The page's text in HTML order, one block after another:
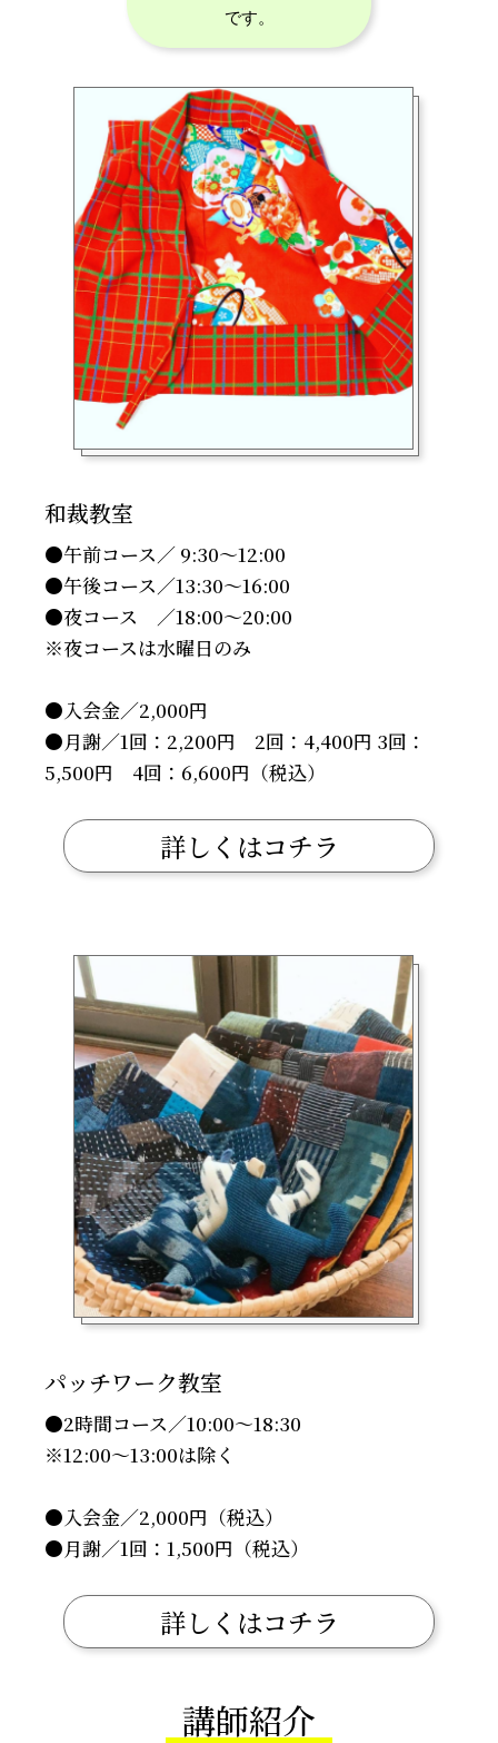
です。
和裁教室
●午前コース／ 9:30～12:00
●午後コース／13:30～16:00
●夜コース ／18:00～20:00
※夜コースは水曜日のみ
●入会金／2,000円
●月謝／1回：2,200円 2回：4,400円 3回：
5,500円 4回：6,600円（税込）
詳しくはコチラ
パッチワーク教室
●2時間コース／10:00～18:30
※12:00〜13:00は除く
●入会金／2,000円（税込）
●月謝／1回：1,500円（税込）
詳しくはコチラ
講師紹介